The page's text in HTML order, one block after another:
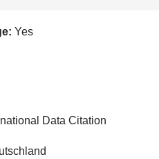
Yes
Data Citation